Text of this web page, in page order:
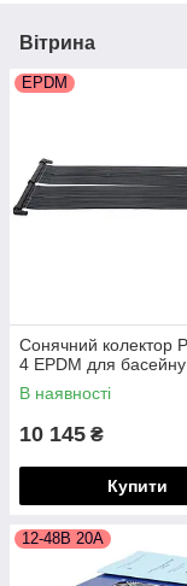
Вітрина
EPDM
Сонячний колектор
4 EPDM для басейну
В наявності
10 145 ₴
Купити
12-48В 20А